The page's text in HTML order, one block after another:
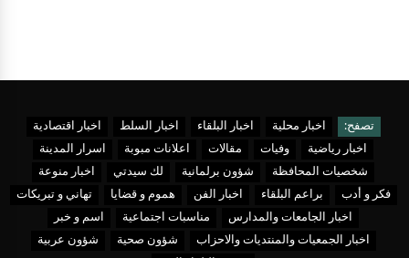
تصفح: اخبار محلية اخبار البلقاء اخبار السلط
اخبار اقتصادية
اخبار رياضية
وفيات مقالات اعلانات مبوبة
اسرار المدينة
شخصيات المحافظة
شؤون برلمانية لك سيدتي
اخبار منوعة
فكر و أدب
براعم البلقاء اخبار الفن هموم و قضايا
تهاني و تبريكات
اخبار الجامعات والمدارس
مناسبات اجتماعية
اسم و خبر
اخبار الجمعيات والمنتديات والاحزاب
شؤون صحية
شؤون عربية